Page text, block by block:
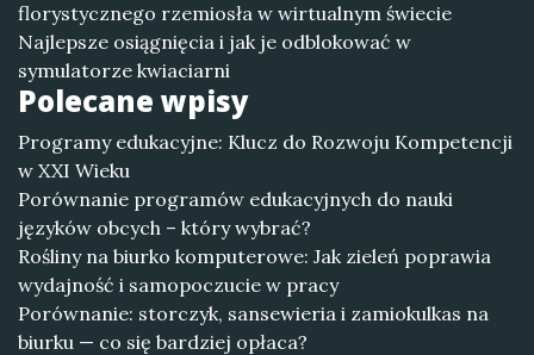
florystycznego rzemiosła w wirtualnym świecie
Najlepsze osiągnięcia i jak je odblokować w
symulatorze kwiaciarni
Polecane wpisy
Programy edukacyjne: Klucz do Rozwoju Kompetencji
w XXI Wieku
Porównanie programów edukacyjnych do nauki
języków obcych – który wybrać?
Rośliny na biurko komputerowe: Jak zieleń poprawia
wydajność i samopoczucie w pracy
Porównanie: storczyk, sansewieria i zamiokulkas na
biurku — co się bardziej opłaca?